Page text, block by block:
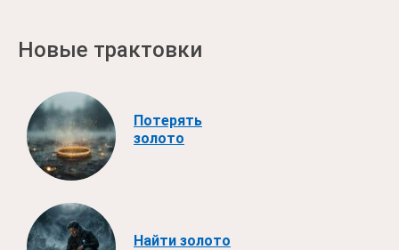
Новые трактовки
Потерять
золото
Найти золото